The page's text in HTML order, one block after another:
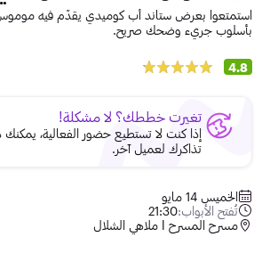
استمتعوا بعرض ستاند أب كوميدي يقدّم فيه موموس
بأسلوب جريء وضحك صريح.
4.8
تغيرت خططك؟ لا مشكلة!
إذا كنت لا تستطيع حضور الفعالية، يمكنك
تذاكرك لعميل آخر.
الخميس 14 مايو
تُفتح الأبواب:21:30
مسرح المسرح l ملاهي الشلال